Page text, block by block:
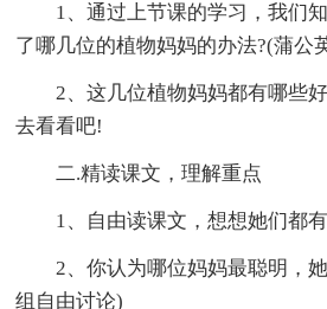
1、通过上节课的学习，我们
了哪几位的植物妈妈的办法?(蒲公
2、这几位植物妈妈都有哪些
去看看吧!
二.精读课文，理解重点
1、自由读课文，想想她们都
2、你认为哪位妈妈最聪明，
组自由讨论)